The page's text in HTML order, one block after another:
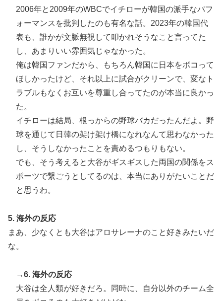
2006年と2009年のWBCでイチローが韓国の派手なパフ
ォーマンスを批判したのも有名な話。2023年の韓国代
表も、誰かが文脈無視して叩かれそうなこと言ってた
し、あまりいい雰囲気じゃなかった。
俺は韓国ファンだから、もちろん韓国に日本をボコって
ほしかったけど、それ以上に試合がクリーンで、変なト
ラブルもなくお互いを尊重し合ってたのが本当に良かっ
た。
イチローは結局、根っからの野球バカだったんだよ。野
球を通じて日韓の架け架け橋になれなんて思わなかった
し、そうしなかったことを責めるつもりもない。
でも、そう考えると大谷がギスギスした両国の関係をス
ポーツで繋ごうとしてるのは、本当にありがたいことだ
と思うわ。
5. 海外の反応
まあ、少なくとも大谷はアロサレーナのこと好きみたいだ
な。
→6. 海外の反応
大谷は全人類が好きだろ。同時に、自分以外のチーム全